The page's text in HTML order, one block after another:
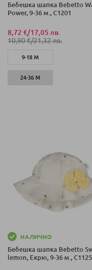
Бебешка шапка Bebetto
Power, 9-36 м., C1201
8,72 €/17,05 лв.
10,90 €/21,32 лв.
9-18 М
24-36 М
НАЛИЧНО
Бебешка шапка Bebetto
lemon, Екрю, 9-36 м., C1125